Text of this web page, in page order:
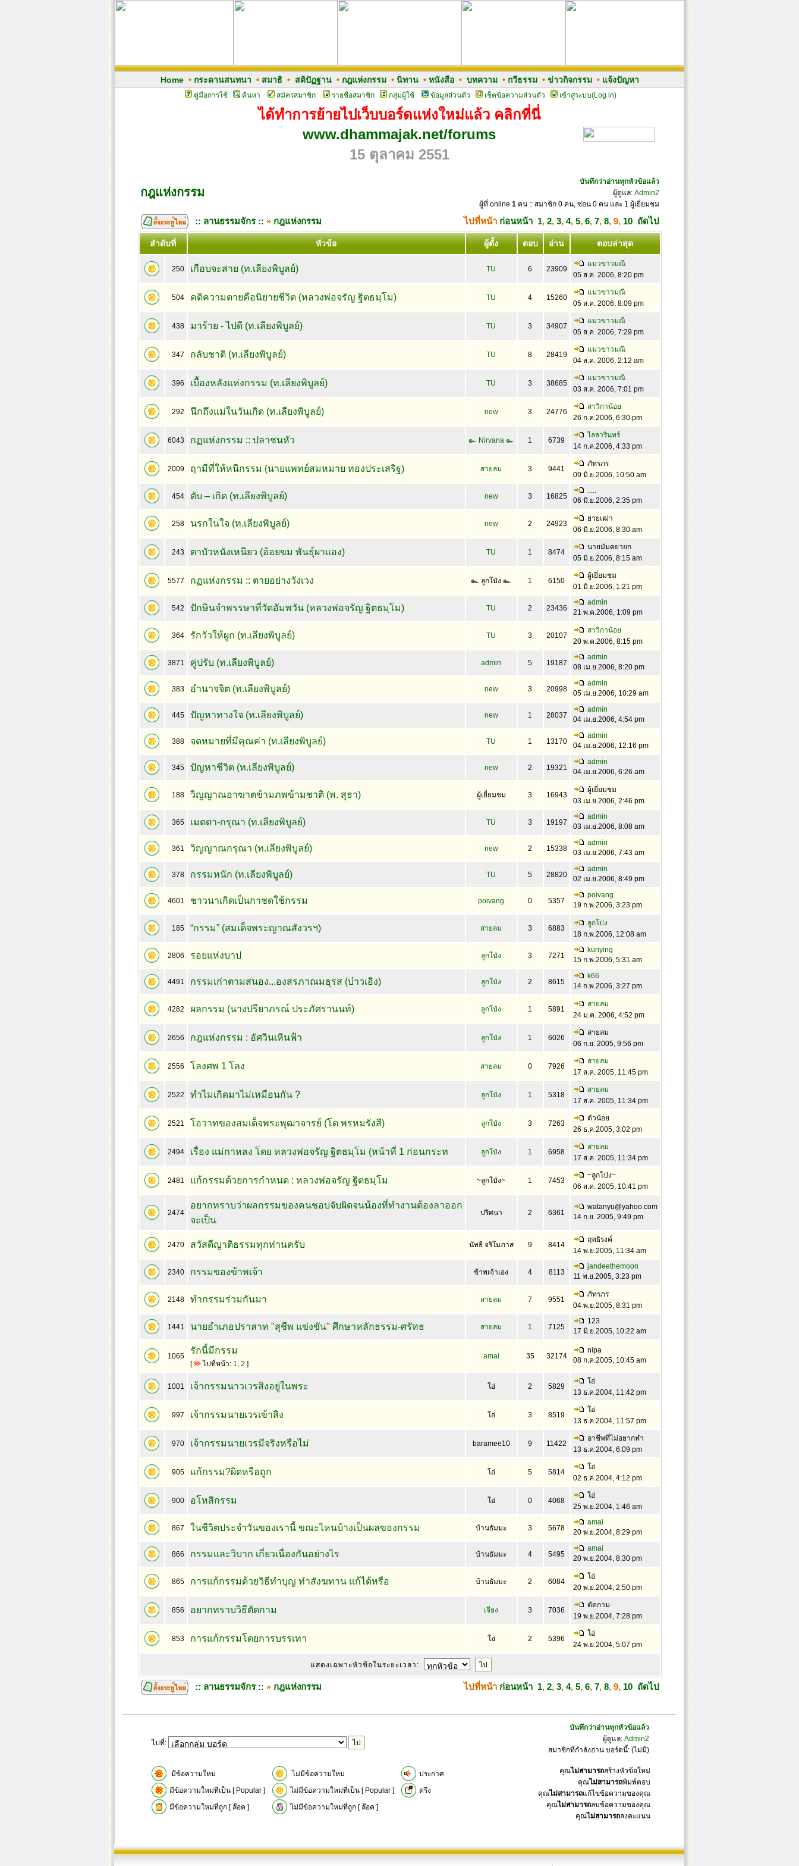
Home• กระดานสนทนา • สมาธิ• สติปัฏฐาน• กฎแห่งกรรม• นิทาน• หนังสือ• บทความ• กวีธรรม• ข่าวกิจกรรม• แจ้งปัญหา
คู่มือการใช้ ค้นหา สมัครสมาชิก รายชื่อสมาชิก กลุ่มผู้ใช้ ข้อมูลส่วนตัว เช็คข้อความส่วนตัว เข้าสู่ระบบ(Log in)
ได้ทำการย้ายไปเว็บบอร์ดแห่งใหม่แล้ว คลิกที่นี่
www.dhammajak.net/forums
15 ตุลาคม 2551
กฎแห่งกรรม
บันทึกว่าอ่านทุกหัวข้อแล้ว
ผู้ดูแล: Admin2
ผู้ที่ online 1คน :: สมาชิก 0 คน, ซ่อน 0 คน และ 1 ผู้เยี่ยมชม
:: ลานธรรมจักร :: » กฎแห่งกรรม ไปที่หน้า ก่อนหน้า 1, 2, 3, 4, 5, 6, 7, 8, 9, 10 ถัดไป
ลำดับที่ หัวข้อ ผู้ตั้ง ตอบ อ่าน ตอบล่าสุด
250 เกือบจะสาย (ท.เลียงพิบูลย์) TU 6 23909
แมวขาวมณี
05 ส.ค. 2006, 8:20 pm
504 คติความตายคือนิยายชีวิต (หลวงพ่อจรัญ ฐิตธมฺโม) TU 4 15260
แมวขาวมณี
05 ส.ค. 2006, 8:09 pm
438 มาร้าย - ไปดี (ท.เลียงพิบูลย์) TU 3 34907
แมวขาวมณี
05 ส.ค. 2006, 7:29 pm
347 กลับชาติ (ท.เลียงพิบูลย์) TU 8 28419
แมวขาวมณี
04 ส.ค. 2006, 2:12 am
396 เบื้องหลังแห่งกรรม (ท.เลียงพิบูลย์) TU 3 38685
แมวขาวมณี
03 ส.ค. 2006, 7:01 pm
292 นึกถึงแม่ในวันเกิด (ท.เลียงพิบูลย์) new 3 24776
สาวิกาน้อย
26 ก.ค.2006, 6:30 pm
6043 กฏแห่งกรรม :: ปลาชนหัว ๛ Nirvana ๛ 1 6739
ไลลารินทร์
14 ก.ค.2006, 4:33 pm
2009 ฤามีที่ให้หนีกรรม (นายแพทย์สมหมาย ทองประเสริฐ) สายลม 3 9441
ภัทรภร
09 มิ.ย.2006, 10:50 am
454 ดับ – เกิด (ท.เลียงพิบูลย์) new 3 16825
.....
06 มิ.ย.2006, 2:35 pm
258 นรกในใจ (ท.เลียงพิบูลย์) new 2 24923
ยายเฒ่า
06 มิ.ย.2006, 8:30 am
243 ตาบัวหนังเหนียว (อ้อยขม พันธุ์ผาแอง) TU 1 8474
นายมัมคยายก
05 มิ.ย.2006, 8:15 am
5577 กฏแห่งกรรม :: ตายอย่างวังเวง ๛ ลูกโป่ง ๛ 1 6150
ผู้เยี่ยมชม
01 มิ.ย.2006, 1:21 pm
542 ปักษินจำพรรษาที่วัดอัมพวัน (หลวงพ่อจรัญ ฐิตธมฺโม) TU 2 23436
admin
21 พ.ค.2006, 1:09 pm
364 รักวัวให้ผูก (ท.เลียงพิบูลย์) TU 3 20107
สาวิกาน้อย
20 พ.ค.2006, 8:15 pm
3871 คู่ปรับ (ท.เลียงพิบูลย์) admin 5 19187
admin
08 เม.ย.2006, 8:20 pm
383 อำนาจจิต (ท.เลียงพิบูลย์) new 3 20998
admin
05 เม.ย.2006, 10:29 am
445 ปัญหาทางใจ (ท.เลียงพิบูลย์) new 1 28037
admin
04 เม.ย.2006, 4:54 pm
388 จดหมายที่มีคุณค่า (ท.เลียงพิบูลย์) TU 1 13170
admin
04 เม.ย.2006, 12:16 pm
345 ปัญหาชีวิต (ท.เลียงพิบูลย์) new 2 19321
admin
04 เม.ย.2006, 6:26 am
188 วิญญาณอาฆาตข้ามภพข้ามชาติ (พ. สุธา) ผู้เยี่ยมชม 3 16943
ผู้เยี่ยมชม
03 เม.ย.2006, 2:46 pm
365 เมตตา-กรุณา (ท.เลียงพิบูลย์) TU 3 19197
admin
03 เม.ย.2006, 8:08 am
361 วิญญาณกรุณา (ท.เลียงพิบูลย์) new 2 15338
admin
03 เม.ย.2006, 7:43 am
378 กรรมหนัก (ท.เลียงพิบูลย์) TU 5 28820
admin
02 เม.ย.2006, 8:49 pm
4601 ชาวนาเกิดเป็นกาชดใช้กรรม poivang 0 5357
poivang
19 ก.พ.2006, 3:23 pm
185 “กรรม” (สมเด็จพระญาณสังวรฯ) สายลม 3 6883
ลูกโป่ง
18 ก.พ.2006, 12:08 am
2806 รอยแห่งบาป ลูกโป่ง 3 7271
kunying
15 ก.พ.2006, 5:31 am
4491 กรรมเก่าตามสนอง...องสรภาณมธุรส (บ๋าวเอิง) ลูกโป่ง 2 8615
k66
14 ก.พ.2006, 3:27 pm
4282 ผลกรรม (นางปรียาภรณ์ ประภัศรานนท์) ลูกโป่ง 1 5891
สายลม
24 ม.ค. 2006, 4:52 pm
2656 กฎแห่งกรรม : อัศวินเหินฟ้า ลูกโป่ง 1 6026
สายลม
06 ก.ย. 2005, 9:56 pm
2556 โลงศพ 1 โลง สายลม 0 7926
สายลม
17 ส.ค. 2005, 11:45 pm
2522 ทำไมเกิดมาไม่เหมือนกัน ? ลูกโป่ง 1 5318
สายลม
17 ส.ค. 2005, 11:34 pm
2521 โอวาทของสมเด็จพระพุฒาจารย์ (โต พรหมรังสี) ลูกโป่ง 3 7263
ตัวน้อย
26 ธ.ค.2005, 3:02 pm
2494 เรื่อง แม่กาหลง โดย หลวงพ่อจรัญ ฐิตธมฺโม (หน้าที่ 1 ก่อนกระท ลูกโป่ง 1 6958
สายลม
17 ส.ค. 2005, 11:34 pm
2481 แก้กรรมด้วยการกำหนด : หลวงพ่อจรัญ ฐิตธมฺโม ~ลูกโป่ง~ 1 7453
~ลูกโป่ง~
06 ส.ค. 2005, 10:41 pm
2474
อยากทราบว่าผลกรรมของคนชอบจับผิดจนน้องที่ทำงานต้องลาออก
จะเป็น
ปริศนา 2 6361
watanyu@yahoo.com
14 ก.ย. 2005, 9:49 pm
2470 สวัสดีญาติธรรมทุกท่านครับ นัทธี จริโมภาส 9 8414
ฤทธิรงค์
14 พ.ย.2005, 11:34 am
2340 กรรมของข้าพเจ้า ข้าพเจ้าเอง 4 8113
jandeethemoon
11 พ.ย.2005, 3:23 pm
2148 ทำกรรมร่วมกันมา สายลม 7 9551
ภัทรภร
04 พ.ย.2005, 8:31 pm
1441 นายอำเภอปราสาท "สุชีพ แข่งขัน" ศึกษาหลักธรรม-ศรัทธ สายลม 1 7125
123
17 มิ.ย.2005, 10:22 am
1065
รักนี้มีกรรม
[ ไปที่หน้า: 1, 2 ]
amai 35 32174
nipa
08 ก.ค.2005, 10:45 am
1001 เจ้ากรรมนาวเวรสิงอยู่ในพระ โอ่ 2 5829
โอ่
13 ธ.ค.2004, 11:42 pm
997 เจ้ากรรมนายเวรเข้าสิง โอ่ 3 8519
โอ่
13 ธ.ค.2004, 11:57 pm
970 เจ้ากรรมนายเวรมีจริงหรือไม่ baramee10 9 11422
อาชีพที่ไม่อยากทำ
13 ธ.ค.2004, 6:09 pm
905 แก้กรรม?ผิดหรือถูก โอ่ 5 5814
โอ่
02 ธ.ค.2004, 4:12 pm
900 อโหสิกรรม โอ่ 0 4068
โอ่
25 พ.ย.2004, 1:46 am
867 ในชีวิตประจำวันของเรานี้ ขณะไหนบ้างเป็นผลของกรรม บ้านธัมมะ 3 5678
amai
20 พ.ย.2004, 8:29 pm
866 กรรมและวิบาก เกี่ยวเนื่องกันอย่างไร บ้านธัมมะ 4 5495
amai
20 พ.ย.2004, 8:30 pm
865 การแก้กรรมด้วยวิธีทำบุญ ทำสังฆทาน แก้ได้หรือ บ้านธัมมะ 2 6084
โอ่
20 พ.ย.2004, 2:50 pm
856 อยากทราบวิธีตัดกาม เจียง 3 7036
ตัดกาม
19 พ.ย.2004, 7:28 pm
853 การแก้กรรมโดยการบรรเทา โอ่ 2 5396
โอ่
24 พ.ย.2004, 5:07 pm
แสดงเฉพาะหัวข้อในระยะเวลา:
:: ลานธรรมจักร :: » กฎแห่งกรรม ไปที่หน้า ก่อนหน้า 1, 2, 3, 4, 5, 6, 7, 8, 9, 10 ถัดไป
ไปที่:
บันทึกว่าอ่านทุกหัวข้อแล้ว
ผู้ดูแล: Admin2
สมาชิกที่กำลังอ่าน บอร์ดนี้: (ไม่มี)
มีข้อความใหม่ ไม่มีข้อความใหม่
ประกาศ
มีข้อความใหม่ที่เป็น [ Popular ]
ไม่มีข้อความใหม่ที่เป็น [ Popular ]
ตรึง
มีข้อความใหม่ที่ถูก [ ล๊อค ]
ไม่มีข้อความใหม่ที่ถูก [ ล๊อค ]
คุณไม่สามารถสร้างหัวข้อใหม่
คุณไม่สามารถพิมพ์ตอบ
คุณไม่สามารถแก้ไขข้อความของคุณ
คุณไม่สามารถลบข้อความของคุณ
คุณไม่สามารถลงคะแนน